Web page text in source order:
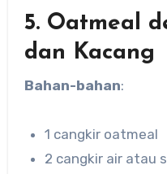
5. Oatmeal
dan Kacang
Bahan-bahan:
1 cangkir oatmeal
2 cangkir air atau